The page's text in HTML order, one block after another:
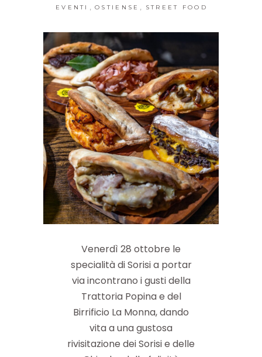
EVENTI , OSTIENSE , STREET FOOD
Venerdì 28 ottobre le
specialità di Sorisi a portar
via incontrano i gusti della
Trattoria Popina e del
Birrificio La Monna, dando
vita a una gustosa
rivisitazione dei Sorisi e delle